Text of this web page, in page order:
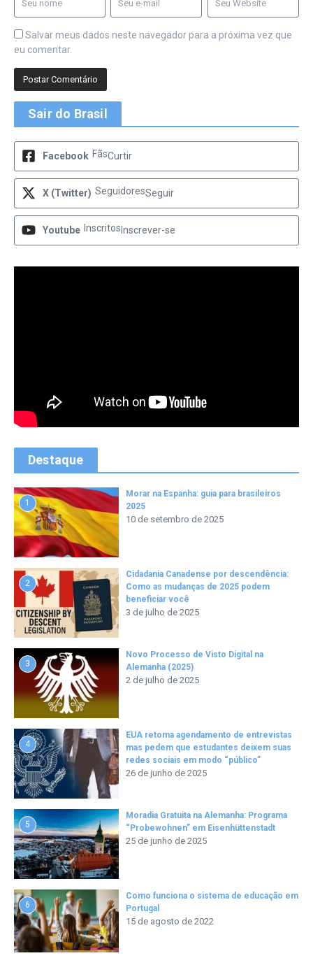
Salvar meus dados neste navegador para a próxima vez que
eu comentar.
Sair do Brasil
Facebook FãsCurtir
X (Twitter) SeguidoresSeguir
Youtube Inscritos Inscrever-se
Destaque
1
Morar na Espanha: guia para brasileiros
2025
10 de setembro de 2025
2
Cidadania Canadense por descendência:
Como as mudanças de 2025 podem
beneficiar você
3 de julho de 2025
3
Novo Processo de Visto Digital na
Alemanha (2025)
2 de julho de 2025
4
EUA retoma agendamento de entrevistas
mas pedem que estudantes deixem suas
redes sociais em modo “público”
26 de junho de 2025
5
Moradia Gratuita na Alemanha: Programa
“Probewohnen” em Eisenhüttenstadt
25 de junho de 2025
6
Como funciona o sistema de educação em
Portugal
15 de agosto de 2022